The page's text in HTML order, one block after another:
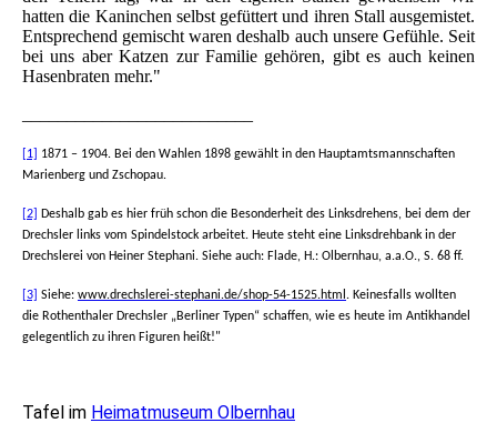
hatten die Kaninchen selbst gefüttert und ihren Stall ausgemistet.
Entsprechend gemischt waren deshalb auch unsere Gefühle. Seit
bei uns aber Katzen zur Familie gehören, gibt es auch keinen
Hasenbraten mehr."
[1]
1871 – 1904. Bei den Wahlen 1898 gewählt in den Hauptamtsmannschaften
Marienberg und Zschopau.
[2]
Deshalb gab es hier früh schon die Besonderheit des Linksdrehens, bei dem der
Drechsler links vom Spindelstock arbeitet. Heute steht eine Linksdrehbank in der
Drechslerei von Heiner Stephani. Siehe auch: Flade, H.: Olbernhau, a.a.O., S. 68 ff.
[3] Siehe: www.drechslerei-stephani.de/shop-54-1525.html . Keinesfalls wollten
die Rothenthaler Drechsler „Berliner Typen“ schaffen, wie es heute im Antikhandel
gelegentlich zu ihren Figuren heißt!"
Tafel im Heimatmuseum Olbernhau